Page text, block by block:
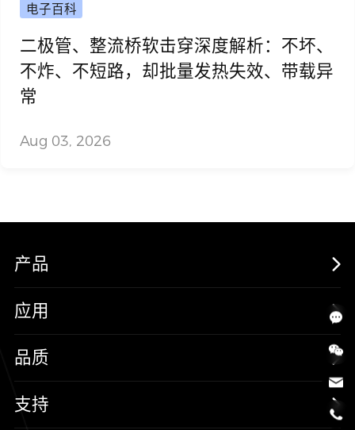
电子百科
二极管、整流桥软击穿深度解析：不坏、
不炸、不短路，却批量发热失效、带载异
常
Aug 03, 2026
产品
MOSFETs
保护器件
三极管
应用
消费电子
汽车电子
品质
可靠性实验室
支持